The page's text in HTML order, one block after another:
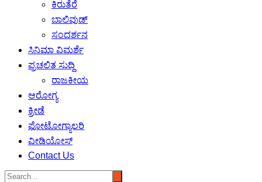
ಕಿರುತೆರೆ
ಬಾಲಿವುಡ್
ಸಂದರ್ಶನ
ಸಿನಿಮಾ ವಿಮರ್ಶೆ
ಪ್ರಚಲಿತ ಸುದ್ದಿ
ರಾಜಕೀಯ
ಆರೋಗ್ಯ
ಕ್ರೀಡೆ
ಫೋಟೋಗ್ಯಾಲರಿ
ವೀಡಿಯೋಸ್
Contact Us